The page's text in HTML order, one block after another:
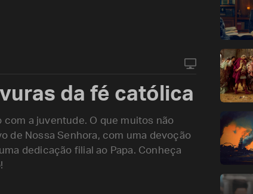
da fé católica
a juventude. O que muitos não
de Nossa Senhora, com uma devoção
dedicação filial ao Papa. Conheça